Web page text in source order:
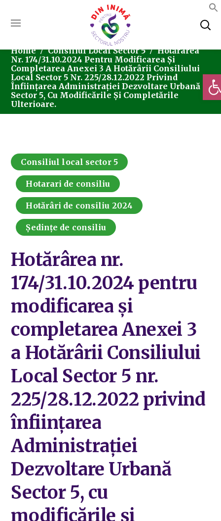
Home Consiliul Local Sector 5
Hotărârea
Nr. 174/31.10.2024 Pentru Modificarea Și
Completarea Anexei 3 A Hotărârii Consiliului
Local Sector 5 Nr. 225/28.12.2022 Privind
Înființarea Administrației Dezvoltare Urbană
Sector 5, Cu Modificările Și Completările
Ulterioare.
Consiliul local sector 5
Hotarari de consiliu
Hotărâri de consiliu 2024
Ședințe de consiliu
Hotărârea nr.
174/31.10.2024 pentru
modificarea și
completarea Anexei 3
a Hotărârii Consiliului
Local Sector 5 nr.
225/28.12.2022 privind
înființarea
Administrației
Dezvoltare Urbană
Sector 5, cu
modificările și